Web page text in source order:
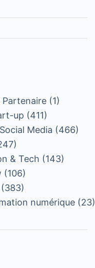
(1)
up (411)
Media (466)
& Tech (143)
(106)
numérique(23)